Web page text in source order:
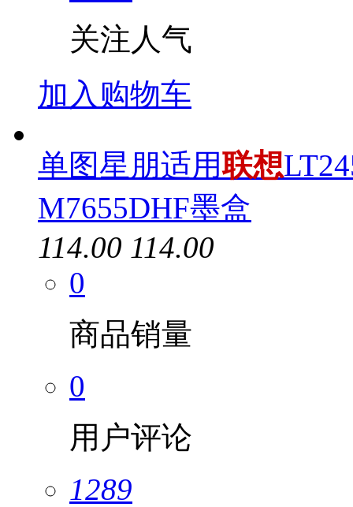
关注人气
加入购物车
单图星朋适用联想
M7655DHF墨盒
114.00 114.00
0
商品销量
0
用户评论
1289